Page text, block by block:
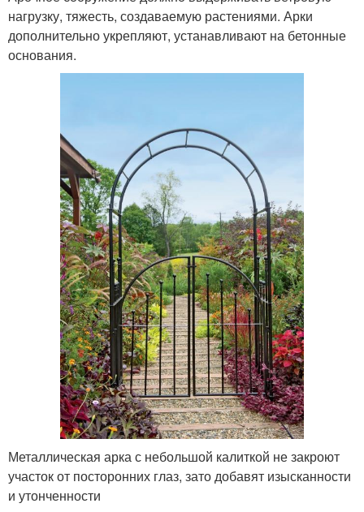
нагрузку, тяжесть, создаваемую растениями. Арки
дополнительно укрепляют, устанавливают на бетонные
основания.
Металлическая арка с небольшой калиткой не закроют
участок от посторонних глаз, зато добавят изысканности
и утонченности